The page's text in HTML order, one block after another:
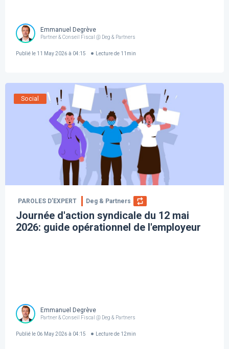
Emmanuel Degrève
Partner & Conseil Fiscal @ Deg & Partners
Publié le 11 May 2026 à 04:15 Lecture de 11 min
Social
PAROLES D’EXPERT Deg & Partners
Journée d'action syndicale du 12 mai
2026: guide opérationnel de l'employeur
Emmanuel Degrève
Partner & Conseil Fiscal @ Deg & Partners
Publié le 06 May 2026 à 04:15 Lecture de 12min